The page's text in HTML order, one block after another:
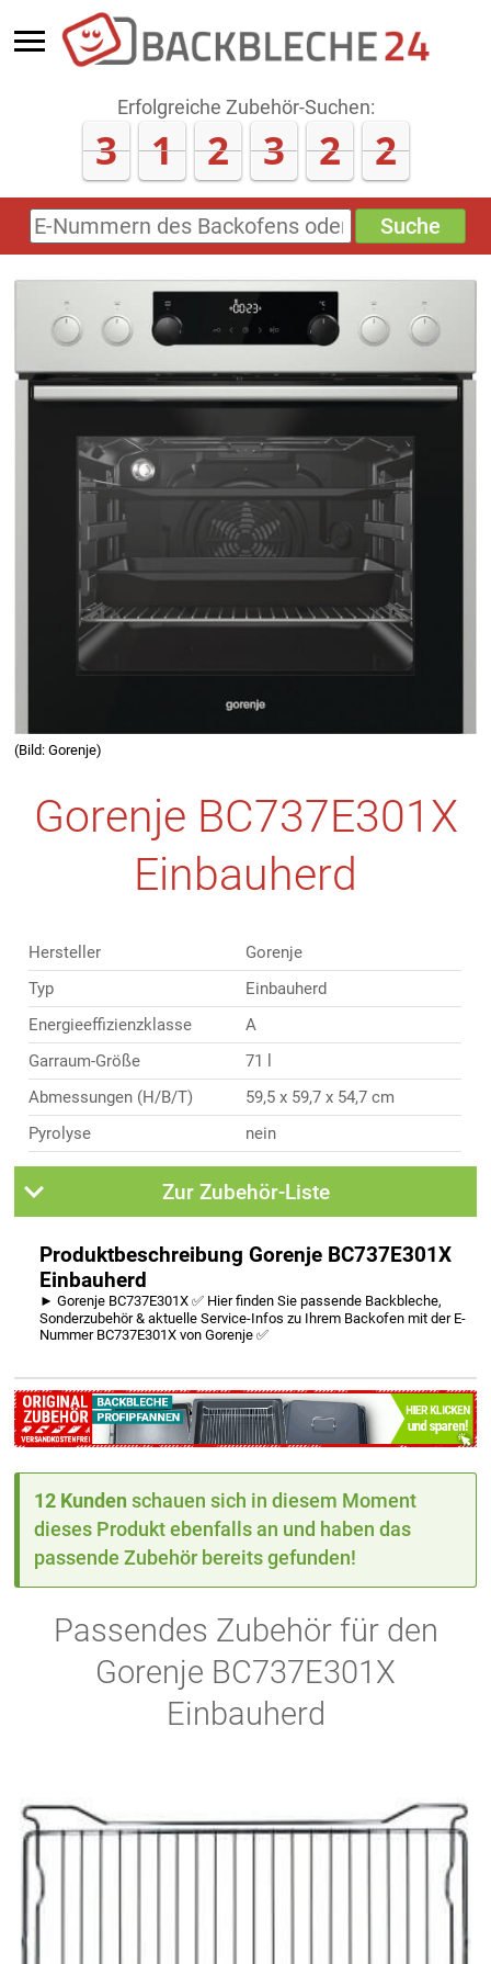
Erfolgreiche Zubehör-Suchen:
3 1 2 3 2 5
E-
Nummern
Zubehörs
(keine
Suche
(Bild: Gorenje)
Gorenje BC737E301X
Einbauherd
Hersteller
Gorenje
Typ
Einbauherd
Energieeffizienzklasse
A
Garraum-Größe
71 l
Abmessungen (H/B/T)
59,5 x 59,7 x 54,7 cm
Pyrolyse
nein
Zur Zubehör-Liste
Produktbeschreibung Gorenje BC737E301X
Einbauherd
► Gorenje BC737E301X ✅ Hier finden Sie passende Backbleche,
Sonderzubehör & aktuelle Service-Infos zu Ihrem Backofen mit der E-
Nummer BC737E301X von Gorenje ✅
12 Kunden schauen sich in diesem Moment
dieses Produkt ebenfalls an und haben das
passende Zubehör bereits gefunden!
Passendes Zubehör für den
Gorenje BC737E301X
Einbauherd